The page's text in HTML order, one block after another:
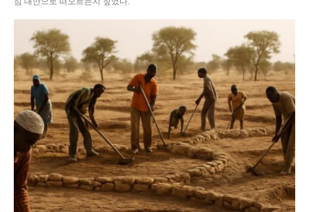
Food
Health
Life
Interview
Article
Tech